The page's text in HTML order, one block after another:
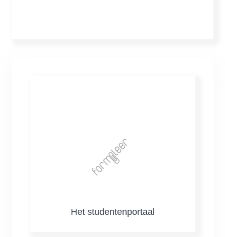
Het studentenportaal